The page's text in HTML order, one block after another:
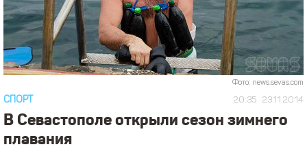
Фото: news.sevas.com
20:35 23.11.2014
СПОРТ
В Севастополе открыли сезон зимнего
плавания